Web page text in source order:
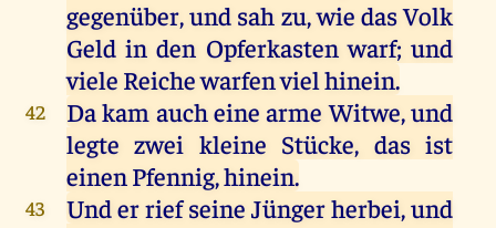
gegenüber, und sah zu, wie das Volk
Geld in den Opferkasten warf; und
viele Reiche warfen viel hinein.
42
Da kam auch eine arme Witwe, und
legte zwei kleine Stücke, das ist
einen Pfennig, hinein.
43
Und er rief seine Jünger herbei, und